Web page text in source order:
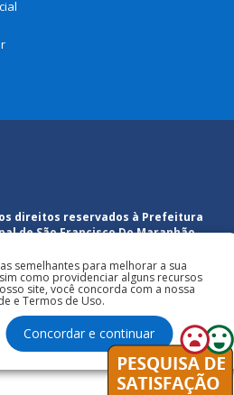
direitos reservados à Prefeitura
de São Francisco Do Maranhão
semelhantes para melhorar a sua
como providenciar alguns recursos
site, você concorda com a nossa
e Termos de Uso.
Concordar e continuar